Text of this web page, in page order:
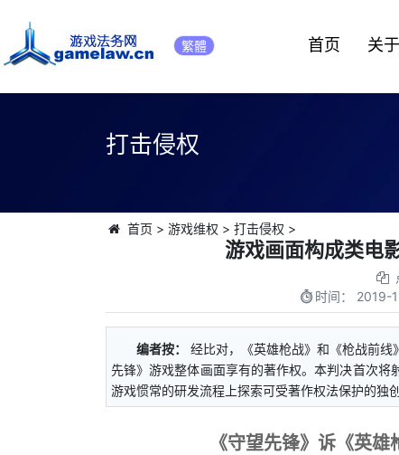
繁體 首页 关
打击侵权
首页 > 游戏维权 > 打击侵权 >
游戏画面构成类电
时间： 2019-
编者按：
经比对，《英雄枪战》和《枪战前
先锋》游戏整体画面享有的著作权。本判决首次
游戏惯常的研发流程上探索可受著作权法保护的独
《守望先锋》诉《英